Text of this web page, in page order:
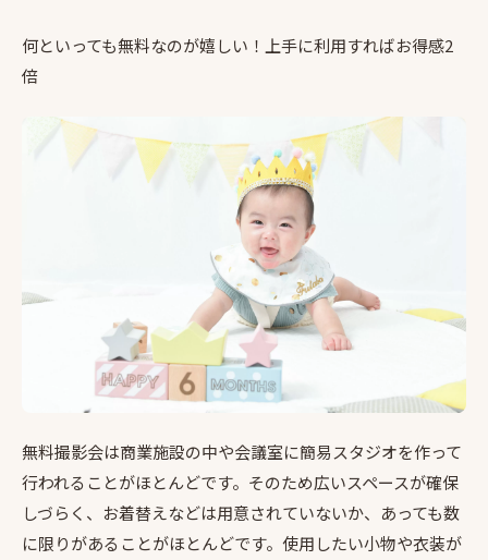
何といっても無料なのが嬉しい！上手に利用すればお得感2
倍
無料撮影会は商業施設の中や会議室に簡易スタジオを作って
行われることがほとんどです。そのため広いスペースが確保
しづらく、お着替えなどは用意されていないか、あっても数
に限りがあることがほとんどです。使用したい小物や衣装が